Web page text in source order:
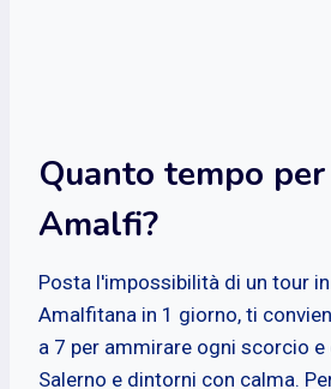
Quanto tempo
Amalfi?
Posta l'impossibilità di un tour
Amalfitana in 1 giorno, ti
a 7 per ammirare ogni scorcio
Salerno e dintorni con calma.